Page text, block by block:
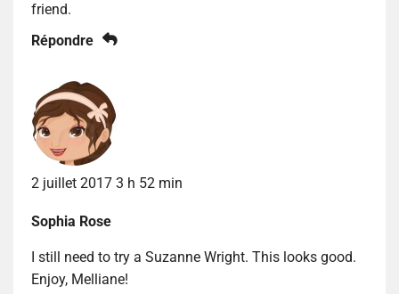
friend.
Répondre
2 juillet 2017 3 h 52 min
Sophia Rose
I still need to try a Suzanne Wright. This looks good.
Enjoy, Melliane!